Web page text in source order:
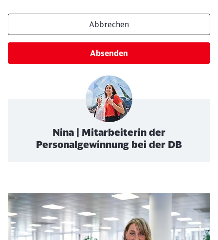
Abbrechen
Absenden
Nina | Mitarbeiterin der
Personalgewinnung bei der DB